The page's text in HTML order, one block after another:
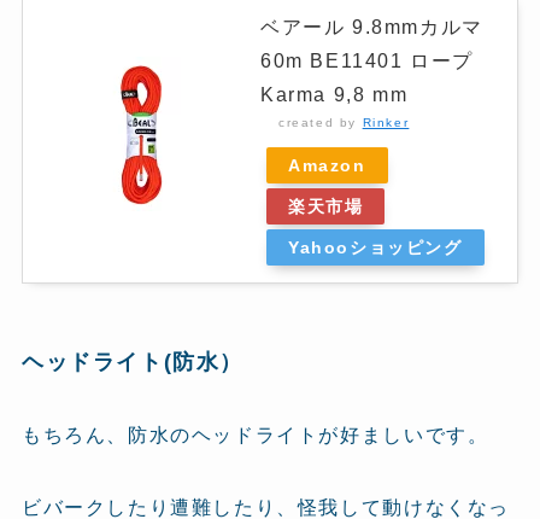
ベアール 9.8mmカルマ
60m BE11401 ロープ
Karma 9,8 mm
created by Rinker
Amazon
楽天市場
Yahooショッピング
ヘッドライト(防水）
もちろん、防水のヘッドライトが好ましいです。
ビバークしたり遭難したり、怪我して動けなくなっ